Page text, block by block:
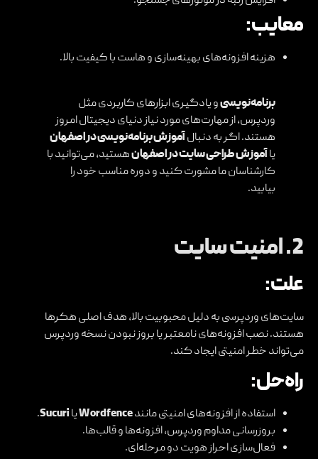
معایب:
هزینه افزونه‌های بهینه‌سازی و هاست با کیفیت بالا.
برنامه‌نویسیو یادگیری ابزارهای کاربردی مثل
وردپرس، از مهارت‌های مورد نیاز دنیای دیجیتال امروز
هستند. اگر به دنبالآموزش برنامه‌نویسی در اصفهان
یاآموزش طراحی سایت در اصفهانهستید، می‌توانید با
کارشناسان ما مشورت کنید و دوره مناسب خود را
بیابید.
2. امنیت سایت
علت:
سایت‌های وردپرسی به دلیل محبوبیت بالا، هدف اصلی هکرها
هستند. نصب افزونه‌های نامعتبر یا بروز نبودن نسخه وردپرس
می‌تواند خطر امنیتی ایجاد کند.
راه‌حل:
استفاده از افزونه‌های امنیتی مانندWordfenceیاSucuri
.
بروزرسانی مداوم وردپرس، افزونه‌ها و قالب‌ها.
فعال‌سازی احراز هویت دو مرحله‌ای.